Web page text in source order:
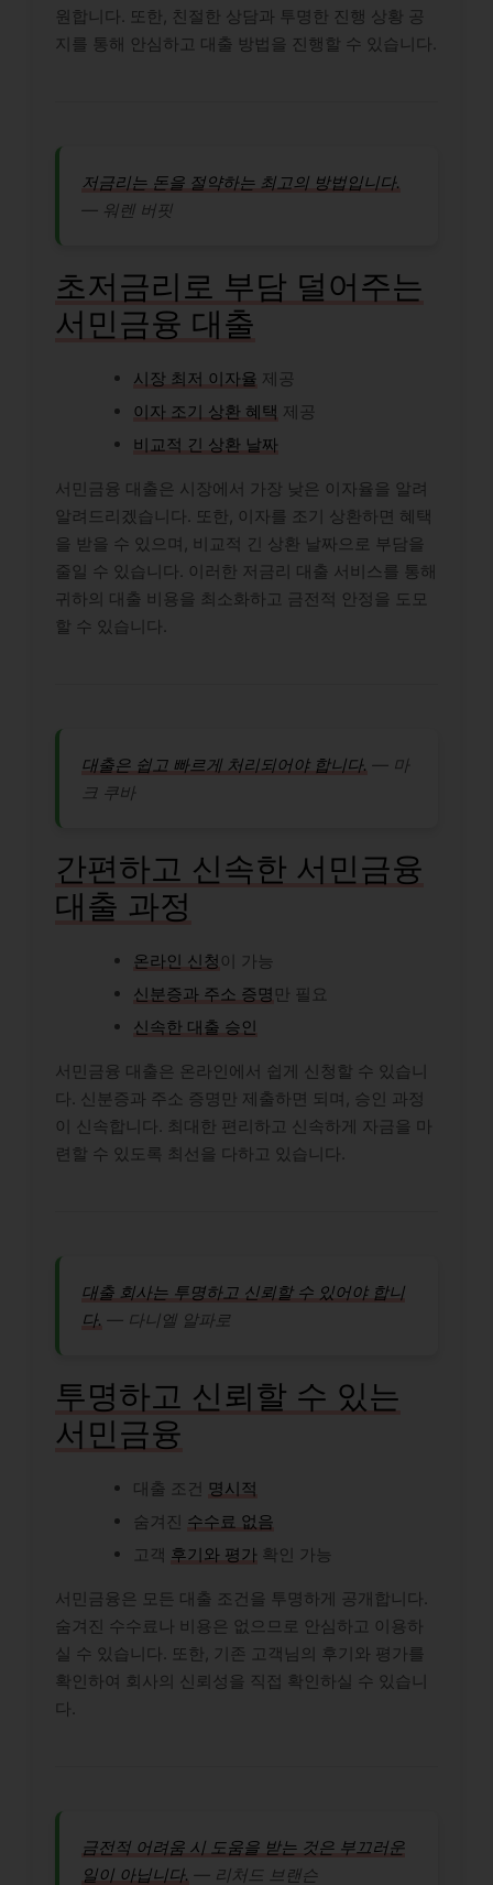
원합니다. 또한, 친절한 상담과 투명한 진행 상황 공
지를 통해 안심하고 대출 방법을 진행할 수 있습니다.
저금리는 돈을 절약하는 최고의 방법입니다.
― 워렌 버핏
초저금리로 부담 덜어주는
서민금융 대출
시장 최저 이자율 제공
이자 조기 상환 혜택 제공
비교적 긴 상환 날짜
서민금융 대출은 시장에서 가장 낮은 이자율을 알려
알려드리겠습니다. 또한, 이자를 조기 상환하면 혜택
을 받을 수 있으며, 비교적 긴 상환 날짜으로 부담을
줄일 수 있습니다. 이러한 저금리 대출 서비스를 통해
귀하의 대출 비용을 최소화하고 금전적 안정을 도모
할 수 있습니다.
대출은 쉽고 빠르게 처리되어야 합니다. ― 마
크 쿠바
간편하고 신속한 서민금융
대출 과정
온라인 신청 이 가능
신분증과 주소 증명 만 필요
신속한 대출 승인
서민금융 대출은 온라인에서 쉽게 신청할 수 있습니
다. 신분증과 주소 증명만 제출하면 되며, 승인 과정
이 신속합니다. 최대한 편리하고 신속하게 자금을 마
련할 수 있도록 최선을 다하고 있습니다.
대출 회사는 투명하고 신뢰할 수 있어야 합니
다. ― 다니엘 알파로
투명하고 신뢰할 수 있는
서민금융
대출 조건 명시적
숨겨진 수수료 없음
고객 후기와 평가 확인 가능
서민금융은 모든 대출 조건을 투명하게 공개합니다.
숨겨진 수수료나 비용은 없으므로 안심하고 이용하
실 수 있습니다. 또한, 기존 고객님의 후기와 평가를
확인하여 회사의 신뢰성을 직접 확인하실 수 있습니
다.
금전적 어려움 시 도움을 받는 것은 부끄러운
일이 아닙니다. ― 리처드 브랜슨